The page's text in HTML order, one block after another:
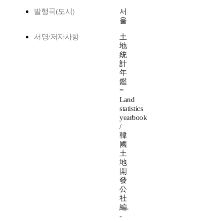
발행국(도시)
서
울
서명/저자사항
土
地
統
計
年
鑑
=
Land
statistics
yearbook
/
韓
國
土
地
開
發
公
社
編.
-